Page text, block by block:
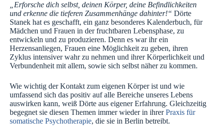
„Erforsche dich selbst, deinen Körper, deine Befindlichkeiten
und erkenne die tieferen Zusammenhänge dahinter!“ Dörte
Stanek hat es geschafft, ein ganz besonderes Kalenderbuch, für
Mädchen und Frauen in der fruchtbaren Lebensphase, zu
entwickeln und zu produzieren. Denn es war ihr ein
Herzensanliegen, Frauen eine Möglichkeit zu geben, ihren
Zyklus intensiver wahr zu nehmen und ihrer Körperlichkeit und
Verbundenheit mit allem, sowie sich selbst näher zu kommen.
Wie wichtig der Kontakt zum eigenen Körper ist und wie
umfassend sich das positiv auf alle Bereiche unseres Lebens
auswirken kann, weiß Dörte aus eigener Erfahrung. Gleichzeitig
begegnet sie diesen Themen immer wieder in ihrerPraxis für
somatische Psychotherapie, die sie in Berlin betreibt.